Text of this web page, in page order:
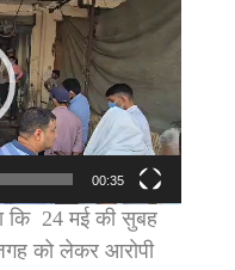
00:35
कि 24 मई की सुबह
को लेकर आरोपी